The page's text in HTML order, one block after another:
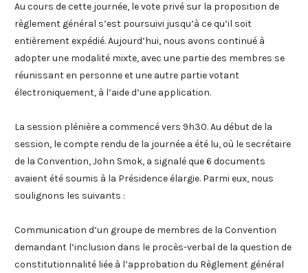
Au cours de cette journée, le vote privé sur la proposition de
règlement général s’est poursuivi jusqu’à ce qu’il soit
entièrement expédié. Aujourd’hui, nous avons continué à
adopter une modalité mixte, avec une partie des membres se
réunissant en personne et une autre partie votant
électroniquement, à l’aide d’une application.
La session plénière a commencé vers 9h30. Au début de la
session, le compte rendu de la journée a été lu, où le secrétaire
de la Convention, John Smok, a signalé que 6 documents
avaient été soumis à la Présidence élargie. Parmi eux, nous
soulignons les suivants :
Communication d’un groupe de membres de la Convention
demandant l’inclusion dans le procès-verbal de la question de
constitutionnalité liée à l’approbation du Règlement général